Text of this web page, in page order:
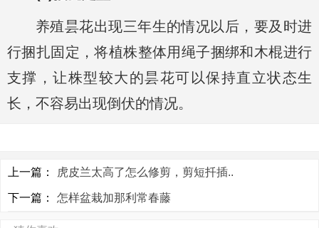
养殖昙花出现三年生的情况以后，要及时进
行捆扎固定，将植株整体用绳子捆绑和木棍进行
支撑，让株型较大的昙花可以保持直立状态生
长，不容易出现倒伏的情况。
上一篇： 虎皮兰太高了怎么修剪，剪短扦插..
下一篇： 怎样盆栽加那利常春藤